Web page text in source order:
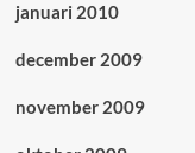
januari 2010
december 2009
november 2009